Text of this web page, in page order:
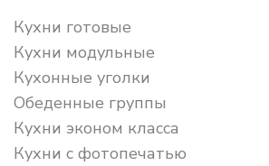
Кухни готовые
Кухни модульные
Кухонные уголки
Обеденные группы
Кухни эконом класса
Кухни с фотопечатью